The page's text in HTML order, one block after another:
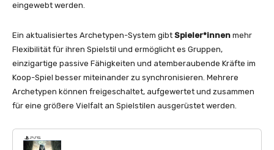
eingewebt werden.
Ein aktualisiertes Archetypen-System gibt Spieler*innen mehr
Flexibilität für ihren Spielstil und ermöglicht es Gruppen,
einzigartige passive Fähigkeiten und atemberaubende Kräfte im
Koop-Spiel besser miteinander zu synchronisieren. Mehrere
Archetypen können freigeschaltet, aufgewertet und zusammen
für eine größere Vielfalt an Spielstilen ausgerüstet werden.